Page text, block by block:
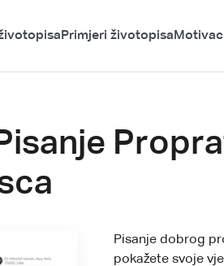
Primjeri životopisa
Pisanje dobrog
pokažete svoje